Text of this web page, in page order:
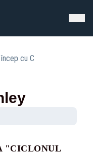
cu C
"CICLONUL